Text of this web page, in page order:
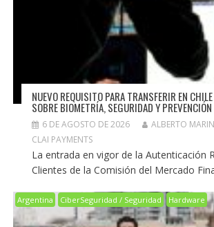
NUEVO REQUISITO PARA TRANSFERIR EN
SOBRE BIOMETRÍA, SEGURIDAD Y PREVENCIÓN
6 DE AGOSTO DE 2026
ALBERTO
CLAI PAYMENTS
La entrada en vigor de la Autenticación
Clientes de la Comisión del Mercado
Argentina CiberSeguridad / Seguridad Hardware